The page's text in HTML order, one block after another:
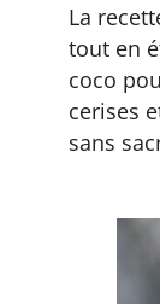
La
tout en
coco
cerises
sans